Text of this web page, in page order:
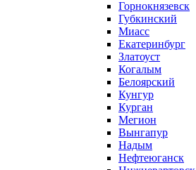
Горнокнязевск
Губкинский
Миасс
Екатеринбург
Златоуст
Когалым
Белоярский
Кунгур
Курган
Мегион
Вынгапур
Надым
Нефтеюганск